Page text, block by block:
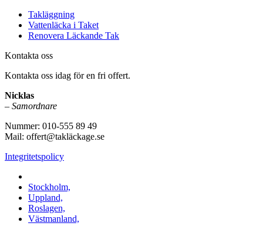
Takläggning
Vattenläcka i Taket
Renovera Läckande Tak
Kontakta oss
Kontakta oss idag för en fri offert.
Nicklas
– Samordnare
Nummer: 010-555 89 49
Mail: offert@takläckage.se
Integritetspolicy
Stockholm,
Uppland,
Roslagen,
Västmanland,